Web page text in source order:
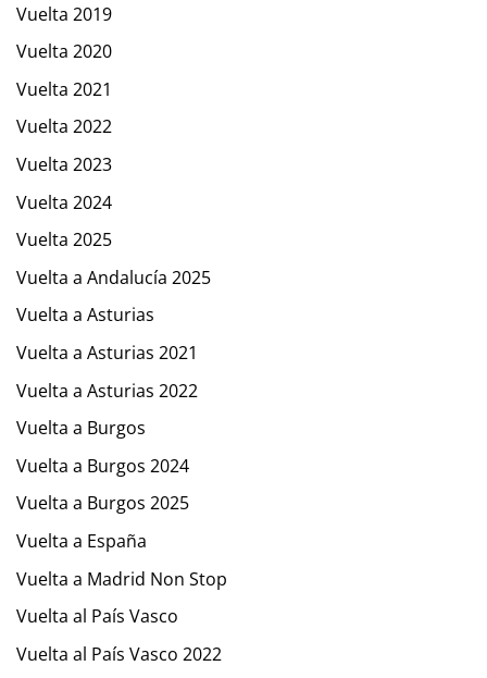
Vuelta 2019
Vuelta 2020
Vuelta 2021
Vuelta 2022
Vuelta 2023
Vuelta 2024
Vuelta 2025
Vuelta a Andalucía 2025
Vuelta a Asturias
Vuelta a Asturias 2021
Vuelta a Asturias 2022
Vuelta a Burgos
Vuelta a Burgos 2024
Vuelta a Burgos 2025
Vuelta a España
Vuelta a Madrid Non Stop
Vuelta al País Vasco
Vuelta al País Vasco 2022